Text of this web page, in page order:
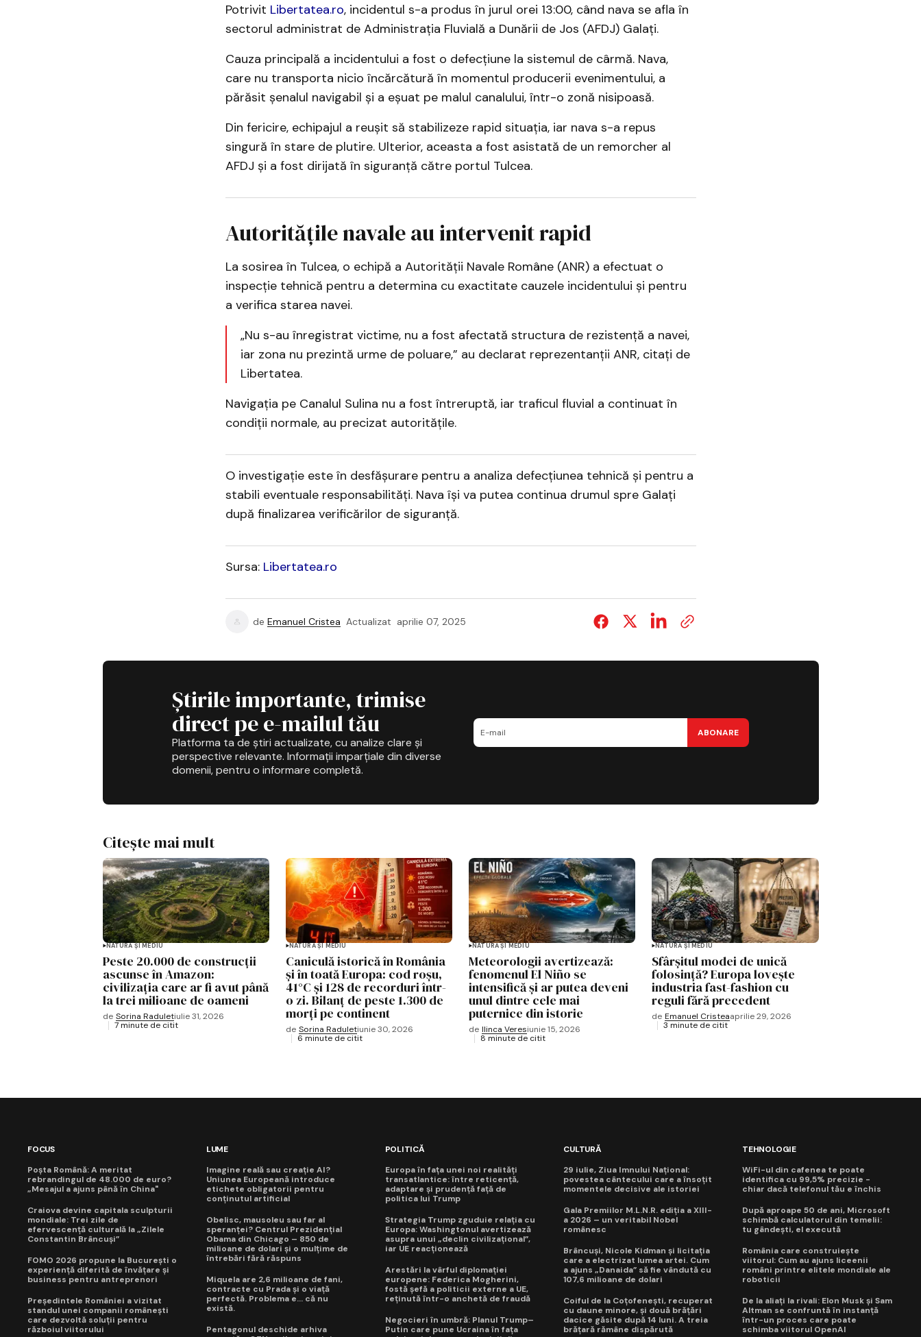
Potrivit Libertatea.ro, incidentul s-a produs în jurul orei 13:00, când nava se afla în
sectorul administrat de Administrația Fluvială a Dunării de Jos (AFDJ) Galați.
Cauza principală a incidentului a fost o defecțiune la sistemul de cârmă. Nava,
care nu transporta nicio încărcătură în momentul producerii evenimentului, a
părăsit șenalul navigabil și a eșuat pe malul canalului, într-o zonă nisipoasă.
Din fericire, echipajul a reușit să stabilizeze rapid situația, iar nava s-a repus
singură în stare de plutire. Ulterior, aceasta a fost asistată de un remorcher al
AFDJ și a fost dirijată în siguranță către portul Tulcea.
Autoritățile navale au intervenit rapid
La sosirea în Tulcea, o echipă a Autorității Navale Române (ANR) a efectuat o
inspecție tehnică pentru a determina cu exactitate cauzele incidentului și pentru
a verifica starea navei.
„Nu s-au înregistrat victime, nu a fost afectată structura de rezistență a navei,
iar zona nu prezintă urme de poluare,” au declarat reprezentanții ANR, citați de
Libertatea.
Navigația pe Canalul Sulina nu a fost întreruptă, iar traficul fluvial a continuat în
condiții normale, au precizat autoritățile.
O investigație este în desfășurare pentru a analiza defecțiunea tehnică și pentru a
stabili eventuale responsabilități. Nava își va putea continua drumul spre Galați
după finalizarea verificărilor de siguranță.
Sursa: Libertatea.ro
de Emanuel Cristea Actualizat aprilie 07, 2025
Știrile importante, trimise
direct pe e-mailul tău
Platforma ta de știri actualizate, cu analize clare și
perspective relevante. Informații imparțiale din diverse
domenii, pentru o informare completă.
ABONARE
Citește mai mult
NATURĂ ȘI MEDIU
Peste 20.000 de construcții
ascunse în Amazon:
civilizația care ar fi avut până
la trei milioane de oameni
de Sorina Raduletiulie 31, 2026
7 minute de citit
NATURĂ ȘI MEDIU
Caniculă istorică în România
și în toată Europa: cod roșu,
41°C și 128 de recorduri într-
o zi. Bilanț de peste 1.300 de
morți pe continent
de Sorina Raduletiunie 30, 2026
6 minute de citit
NATURĂ ȘI MEDIU
Meteorologii avertizează:
fenomenul El Niño se
intensifică și ar putea deveni
unul dintre cele mai
puternice din istorie
de Ilinca Veresiunie 15, 2026
8 minute de citit
NATURĂ ȘI MEDIU
Sfârșitul modei de unică
folosință? Europa lovește
industria fast-fashion cu
reguli fără precedent
de Emanuel Cristeaaprilie 29, 2026
3 minute de citit
FOCUS
Poșta Română: A meritat
rebrandingul de 48.000 de euro?
„Mesajul a ajuns până în China"
Craiova devine capitala sculpturii
mondiale: Trei zile de
efervescență culturală la „Zilele
Constantin Brâncuși”
FOMO 2026 propune la București o
experiență diferită de învățare și
business pentru antreprenori
Președintele României a vizitat
standul unei companii românești
care dezvoltă soluții pentru
războiul viitorului
LUME
Imagine reală sau creație AI?
Uniunea Europeană introduce
etichete obligatorii pentru
conținutul artificial
Obelisc, mausoleu sau far al
speranței? Centrul Prezidențial
Obama din Chicago – 850 de
milioane de dolari și o mulțime de
întrebări fără răspuns
Miquela are 2,6 milioane de fani,
contracte cu Prada și o viață
perfectă. Problema e... că nu
există.
Pentagonul deschide arhiva
POLITICĂ
Europa în fața unei noi realități
transatlantice: între reticență,
adaptare și prudență față de
politica lui Trump
Strategia Trump zguduie relația cu
Europa: Washingtonul avertizează
asupra unui „declin civilizațional”,
iar UE reacționează
Arestări la vârful diplomației
europene: Federica Mogherini,
fostă șefă a politicii externe a UE,
reținută într-o anchetă de fraudă
Negocieri în umbră: Planul Trump–
Putin care pune Ucraina în fața
CULTURĂ
29 iulie, Ziua Imnului Național:
povestea cântecului care a însoțit
momentele decisive ale istoriei
Gala Premiilor M.L.N.R. ediția a XIII-
a 2026 – un veritabil Nobel
românesc
Brâncuși, Nicole Kidman și licitația
care a electrizat lumea artei. Cum
a ajuns „Danaida” să fie vândută cu
107,6 milioane de dolari
Coiful de la Coțofenești, recuperat
cu daune minore, și două brățări
dacice găsite după 14 luni. A treia
brățară rămâne dispărută
TEHNOLOGIE
WiFi-ul din cafenea te poate
identifica cu 99,5% precizie -
chiar dacă telefonul tău e închis
După aproape 50 de ani, Microsoft
schimbă calculatorul din temelii:
tu gândești, el execută
România care construiește
viitorul: Cum au ajuns liceenii
români printre elitele mondiale ale
roboticii
De la aliați la rivali: Elon Musk și Sam
Altman se confruntă în instanță
într-un proces care poate
schimba viitorul OpenAI